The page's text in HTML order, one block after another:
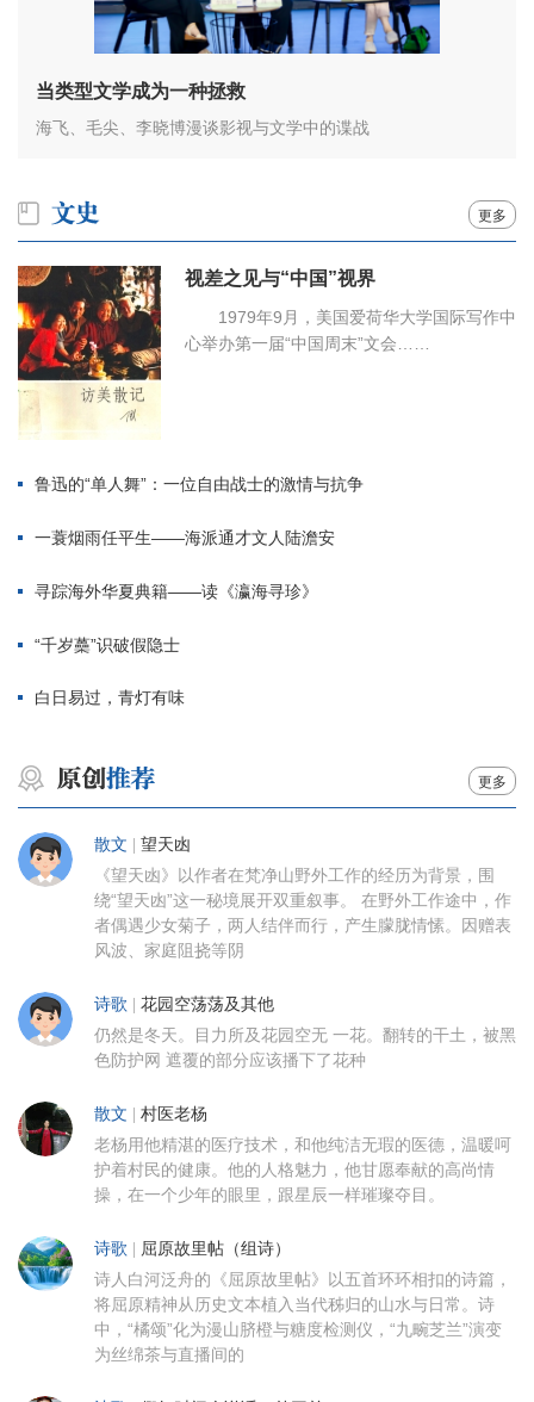
当类型文学成为一种拯救
海飞、毛尖、李晓博漫谈影视与文学中的谍战
更多
视差之见与“中国”视界
1979年9月，美国爱荷华大学国际写作中
心举办第一届“中国周末”文会……
鲁迅的“单人舞”：一位自由战士的激情与抗争
一蓑烟雨任平生——海派通才文人陆澹安
寻踪海外华夏典籍——读《瀛海寻珍》
“千岁蘽”识破假隐士
白日易过，青灯有味
更多
散文 | 望天凼
《望天凼》以作者在梵净山野外工作的经历为背景，围
绕“望天凼”这一秘境展开双重叙事。 在野外工作途中，作
者偶遇少女菊子，两人结伴而行，产生朦胧情愫。因赠表
风波、家庭阻挠等阴
诗歌 | 花园空荡荡及其他
仍然是冬天。目力所及花园空无 一花。翻转的干土，被黑
色防护网 遮覆的部分应该播下了花种
散文 | 村医老杨
老杨用他精湛的医疗技术，和他纯洁无瑕的医德，温暖呵
护着村民的健康。他的人格魅力，他甘愿奉献的高尚情
操，在一个少年的眼里，跟星辰一样璀璨夺目。
诗歌 | 屈原故里帖（组诗）
诗人白河泛舟的《屈原故里帖》以五首环环相扣的诗篇，
将屈原精神从历史文本植入当代秭归的山水与日常。诗
中，“橘颂”化为漫山脐橙与糖度检测仪，“九畹芝兰”演变
为丝绵茶与直播间的